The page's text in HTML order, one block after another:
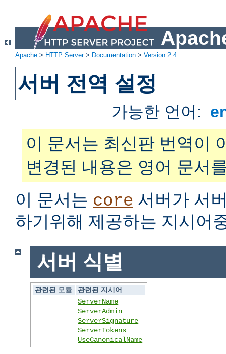
Apache > HTTP Server> Documentation > Version 2.4
서버 전역 설정
가능한 언어:
이 문서는 최신판 번역이
변경된 내용은 영어 문서
이 문서는 core 서버가 서
하기위해 제공하는 지시어
서버 식별
관련된 모듈
관련된 지시어
ServerName
ServerAdmin
ServerSignature
ServerTokens
UseCanonicalName